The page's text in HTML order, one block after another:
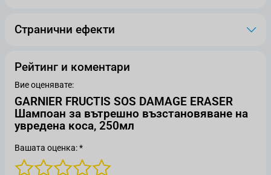
Странични ефекти
Рейтинг и коментари
Вие оценявате:
GARNIER FRUCTIS SOS DAMAGE ERASER
Шампоан за вътрешно възстановяване на
увредена коса, 250мл
Вашата оценка: *